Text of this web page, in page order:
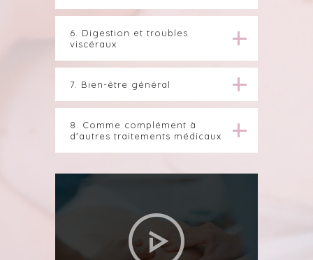
6. Digestion et troubles
viscéraux
7. Bien-être général
8. Comme complément à
d'autres traitements médicaux